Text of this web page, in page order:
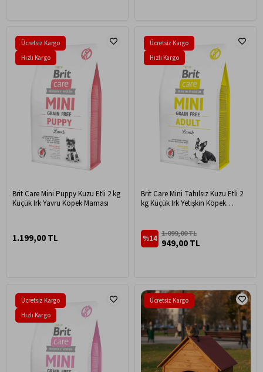
Brit Care Mini Puppy Kuzu Etli 2 kg
Küçük Irk Yavru Köpek Maması
1.199,00 TL
Ücretsiz Kargo
Hızlı Kargo
Brit Care Mini Tahılsız Kuzu Etli 2
kg Küçük Irk Yetişkin Köpek
949,00 TL
1.099,00 TL
%14
Ücretsiz Kargo
Hızlı Kargo
Ücretsiz Kargo
Hızlı Kargo
Ücretsiz Kargo